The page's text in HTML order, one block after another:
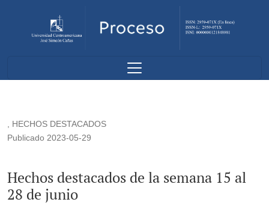
Hechos destacados de la semana 15 al 28 de junio
HECHOS DESTACADOS
Hechos destacados de la semana 15 al
28 de junio
Publicado 2023-05-29